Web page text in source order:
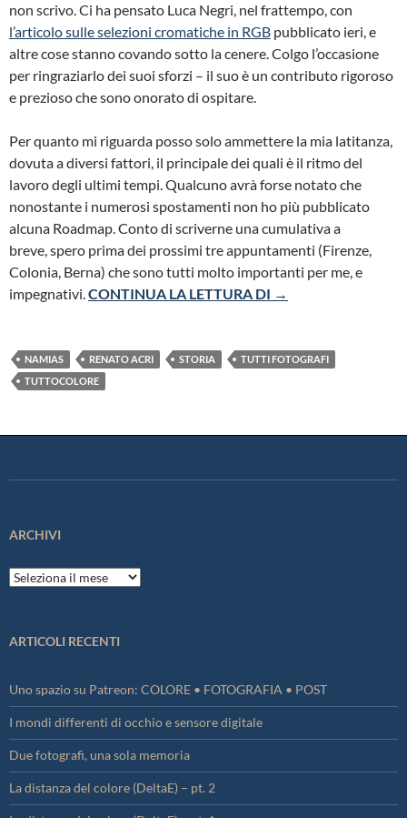
non scrivo. Ci ha pensato Luca Negri, nel frattempo, con
l’articolo sulle selezioni cromatiche in RGB pubblicato ieri, e
altre cose stanno covando sotto la cenere. Colgo l’occasione
per ringraziarlo dei suoi sforzi – il suo è un contributo rigoroso
e prezioso che sono onorato di ospitare.
Per quanto mi riguarda posso solo ammettere la mia latitanza,
dovuta a diversi fattori, il principale dei quali è il ritmo del
lavoro degli ultimi tempi. Qualcuno avrà forse notato che
nonostante i numerosi spostamenti non ho più pubblicato
alcuna Roadmap. Conto di scriverne una cumulativa a
breve, spero prima dei prossimi tre appuntamenti (Firenze,
Colonia, Berna) che sono tutti molto importanti per me, e
impegnativi.CONTINUA LA LETTURA DI UNO SPECCHIO
→
NAMIAS RENATO ACRI STORIA
TUTTI FOTOGRAFI
TUTTOCOLORE
ARCHIVI
Archivi
ARTICOLI RECENTI
Uno spazio su Patreon: COLORE • FOTOGRAFIA • POST
I mondi differenti di occhio e sensore digitale
Due fotografi, una sola memoria
La distanza del colore (DeltaE) – pt. 2